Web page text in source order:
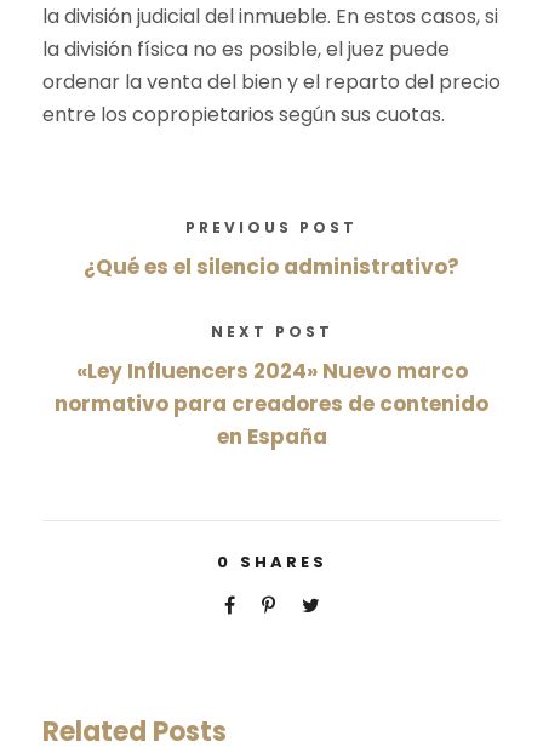
la división judicial del inmueble. En estos casos, si
la división física no es posible, el juez puede
ordenar la venta del bien y el reparto del precio
entre los copropietarios según sus cuotas.
PREVIOUS POST
¿Qué es el silencio administrativo?
NEXT POST
«Ley Influencers 2024» Nuevo marco
normativo para creadores de contenido
en España
0 SHARES
Related Posts